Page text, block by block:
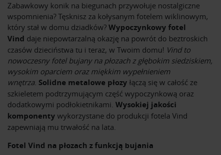
Zabawkowy konik na biegunach przywołuje nostalgiczne
wspomnienia? Tęsknisz za kołysanym fotelem wiklinowym,
który stał w domu dziadków? Wypoczynkowy fotel
Vind daje niepowtarzalną okazję na powrót do beztroskich
czasów dzieciństwa tu i teraz, w Twoim domu! Vind to
nowoczesny fotel bujany na płozach z głębokim siedziskiem,
wysokim oparciem oraz miękkim wypełnieniem
wnętrza. Solidne metalowe płozy łączą się w całość ze
szkieletem podtrzymującym część wypoczynkową oraz
dodatkowymi podłokietnikami. Wysokiej jakości
komponenty wykorzystane do produkcji fotela Vind
zapewniają mu trwałość na lata.
Fotel Vind na płozach z funkcją bujania